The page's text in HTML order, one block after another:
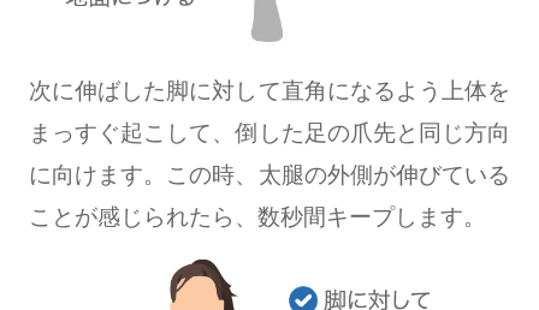
次に伸ばした脚に対して直角になるよう上体を
まっすぐ起こして、倒した足の爪先と同じ方向
に向けます。この時、太腿の外側が伸びている
ことが感じられたら、数秒間キープします。